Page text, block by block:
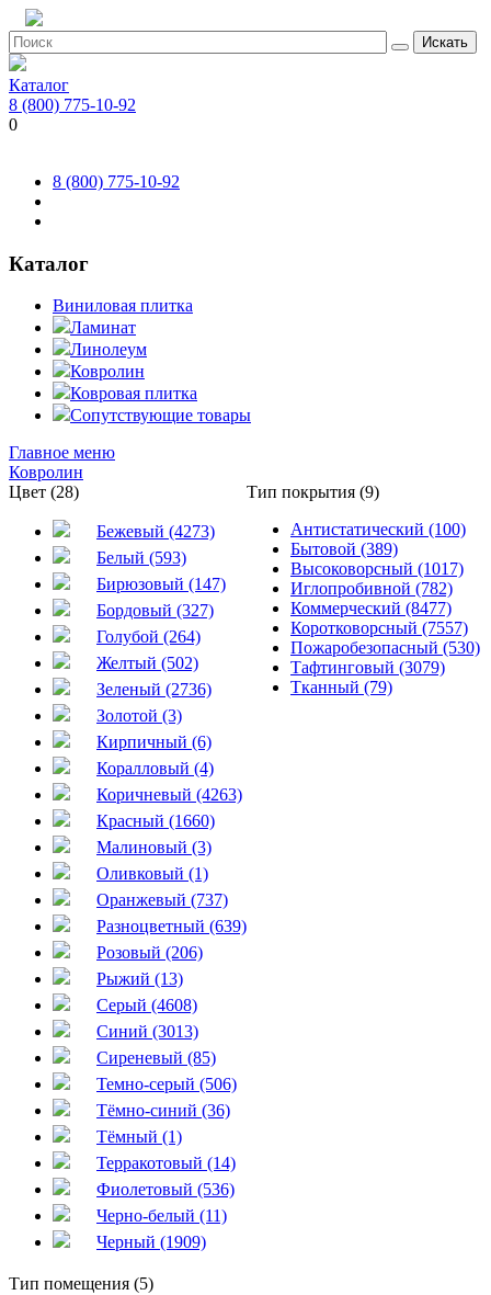
Искать
Каталог
8 (800) 775-10-92
0
8 (800) 775-10-92
Каталог
Виниловая плитка
Ламинат
Линолеум
Ковролин
Ковровая плитка
Сопутствующие товары
Главное меню
Ковролин
Цвет (28)
Бежевый (4273)
Белый (593)
Бирюзовый (147)
Бордовый (327)
Голубой (264)
Желтый (502)
Зеленый (2736)
Золотой (3)
Кирпичный (6)
Коралловый (4)
Коричневый (4263)
Красный (1660)
Малиновый (3)
Оливковый (1)
Оранжевый (737)
Разноцветный (639)
Розовый (206)
Рыжий (13)
Серый (4608)
Синий (3013)
Сиреневый (85)
Темно-серый (506)
Тёмно-синий (36)
Тёмный (1)
Терракотовый (14)
Фиолетовый (536)
Черно-белый (11)
Черный (1909)
Тип покрытия (9)
Антистатический (100)
Бытовой (389)
Высоковорсный (1017)
Иглопробивной (782)
Коммерческий (8477)
Коротковорсный (7557)
Пожаробезопасный (530)
Тафтинговый (3079)
Тканный (79)
Тип помещения (5)